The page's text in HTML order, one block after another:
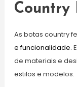
Country
As botas country
e funcionalidade.
de materiais e
estilos e modelos.